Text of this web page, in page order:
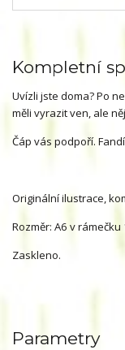
Kompletní
Uvízli jste doma? Po
měli vyrazit ven, ale
Čáp vás podpoří.
Originální ilustrace,
Rozměr: A6 v rámečku
Zaskleno.
Parametry